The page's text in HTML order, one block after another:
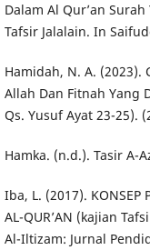
Dalam Al Qur’an
Tafsir Jalalain. In
Hamidah, N. A. (2023).
Allah Dan Fitnah Yang
Qs. Yusuf Ayat 23-25).
Hamka. (n.d.). Tasir A-
Iba, L. (2017). KONSEP
AL-QUR’AN (kajian
Al-Iltizam: Jurnal